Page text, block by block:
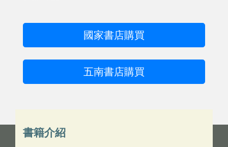
國家書店購買
五南書店購買
書籍介紹